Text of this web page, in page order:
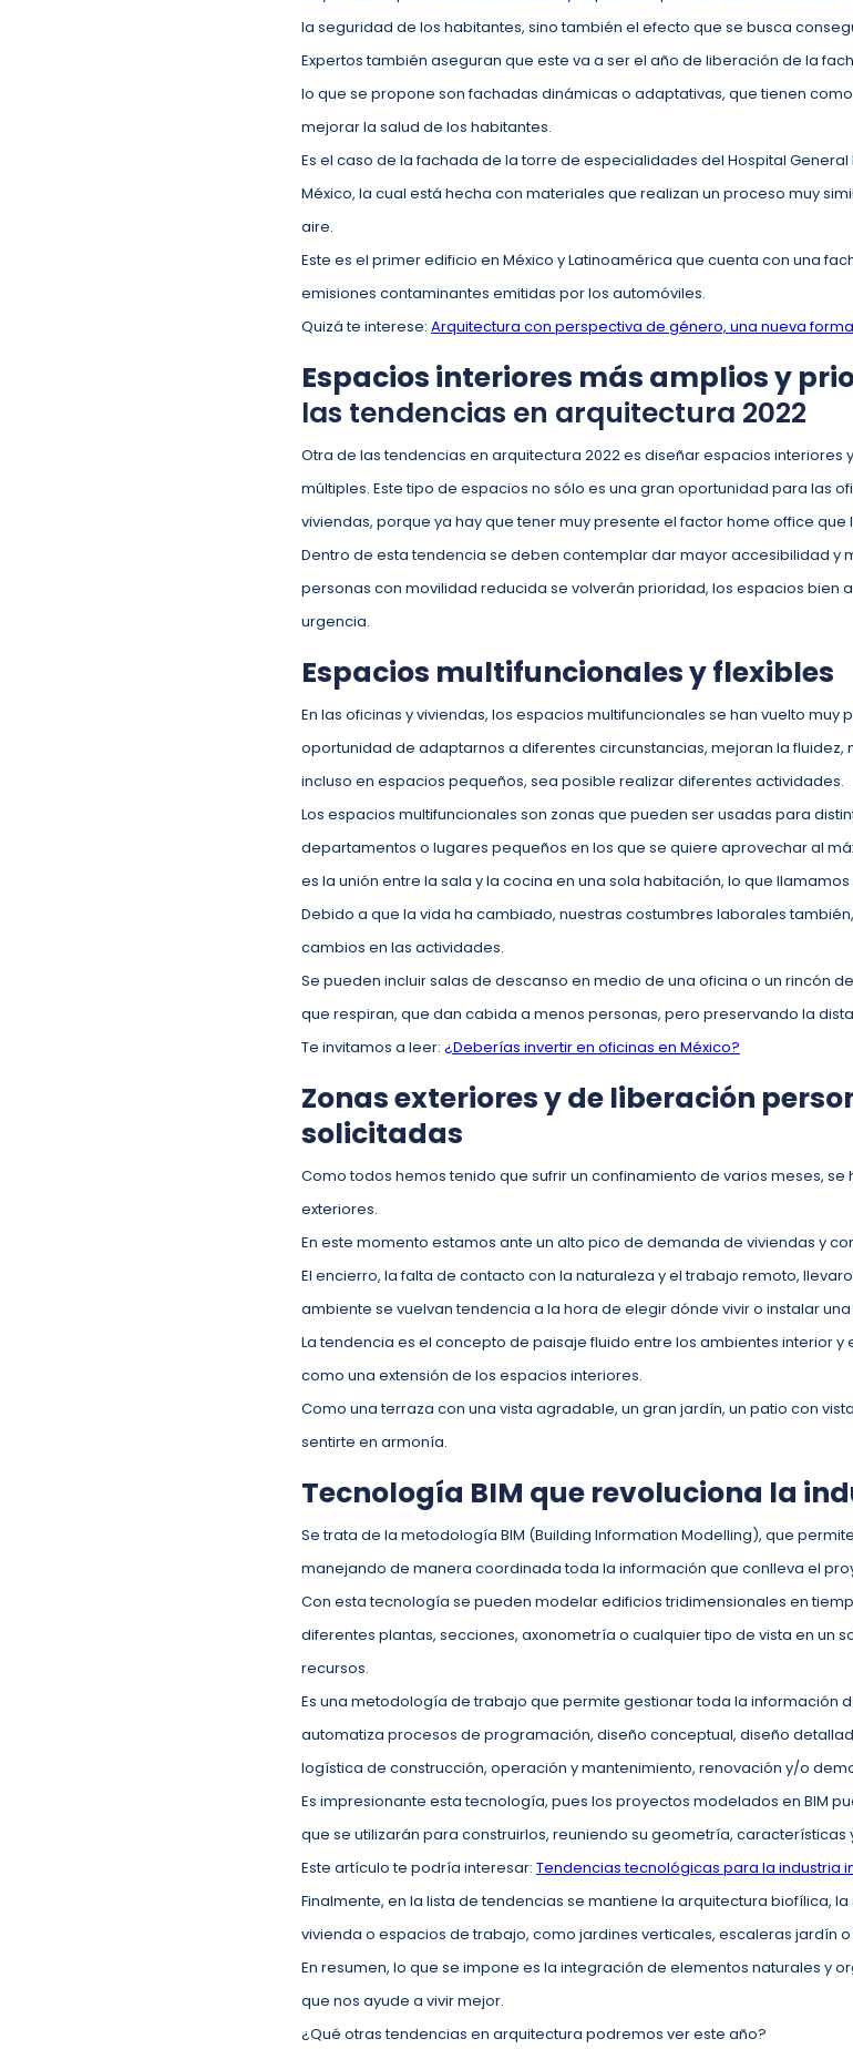
la seguridad de los habitantes, sino también el efecto que se busca
Expertos también aseguran que este va a ser el año de liberación de la
lo que se propone son fachadas dinámicas o adaptativas, que tienen
mejorar la salud de los habitantes.
Es el caso de la fachada de la torre de especialidades del Hospital
México, la cual está hecha con materiales que realizan un proceso muy
aire.
Este es el primer edificio en México y Latinoamérica que cuenta con una
emisiones contaminantes emitidas por los automóviles.
Quizá te interese: Arquitectura con perspectiva de género, una nueva
Espacios interiores más amplios y
las tendencias en arquitectura 2022
Otra de las tendencias en arquitectura 2022 es diseñar espacios interiores
múltiples. Este tipo de espacios no sólo es una gran oportunidad para las
viviendas, porque ya hay que tener muy presente el factor home office
Dentro de esta tendencia se deben contemplar dar mayor accesibilidad y
personas con movilidad reducida se volverán prioridad, los espacios bien
urgencia.
Espacios multifuncionales y flexibles
En las oficinas y viviendas, los espacios multifuncionales se han vuelto
oportunidad de adaptarnos a diferentes circunstancias, mejoran la
incluso en espacios pequeños, sea posible realizar diferentes actividades.
Los espacios multifuncionales son zonas que pueden ser usadas para
departamentos o lugares pequeños en los que se quiere aprovechar al
es la unión entre la sala y la cocina en una sola habitación, lo que
Debido a que la vida ha cambiado, nuestras costumbres laborales
cambios en las actividades.
Se pueden incluir salas de descanso en medio de una oficina o un rincón
que respiran, que dan cabida a menos personas, pero preservando la
Te invitamos a leer: ¿Deberías invertir en oficinas en México?
Zonas exteriores y de liberación
solicitadas
Como todos hemos tenido que sufrir un confinamiento de varios meses,
exteriores.
En este momento estamos ante un alto pico de demanda de viviendas y
El encierro, la falta de contacto con la naturaleza y el trabajo remoto,
ambiente se vuelvan tendencia a la hora de elegir dónde vivir o instalar
La tendencia es el concepto de paisaje fluido entre los ambientes interior
como una extensión de los espacios interiores.
Como una terraza con una vista agradable, un gran jardín, un patio con
sentirte en armonía.
Tecnología BIM que revoluciona la
Se trata de la metodología BIM (Building Information Modelling), que
manejando de manera coordinada toda la información que conlleva el
Con esta tecnología se pueden modelar edificios tridimensionales en
diferentes plantas, secciones, axonometría o cualquier tipo de vista en un
recursos.
Es una metodología de trabajo que permite gestionar toda la información
automatiza procesos de programación, diseño conceptual, diseño
logística de construcción, operación y mantenimiento, renovación y/o
Es impresionante esta tecnología, pues los proyectos modelados en BIM
que se utilizarán para construirlos, reuniendo su geometría, características
Este artículo te podría interesar: Tendencias tecnológicas para la industria
Finalmente, en la lista de tendencias se mantiene la arquitectura biofílica,
vivienda o espacios de trabajo, como jardines verticales, escaleras jardín
En resumen, lo que se impone es la integración de elementos naturales y
que nos ayude a vivir mejor.
¿Qué otras tendencias en arquitectura podremos ver este año?